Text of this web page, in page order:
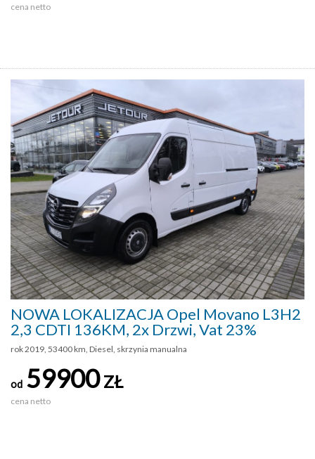
cena netto
NOWA LOKALIZACJA Opel Movano L3H2
2,3 CDTI 136KM, 2x Drzwi, Vat 23%
rok 2019, 53400 km, Diesel, skrzynia manualna
od 59900ZŁ
cena netto